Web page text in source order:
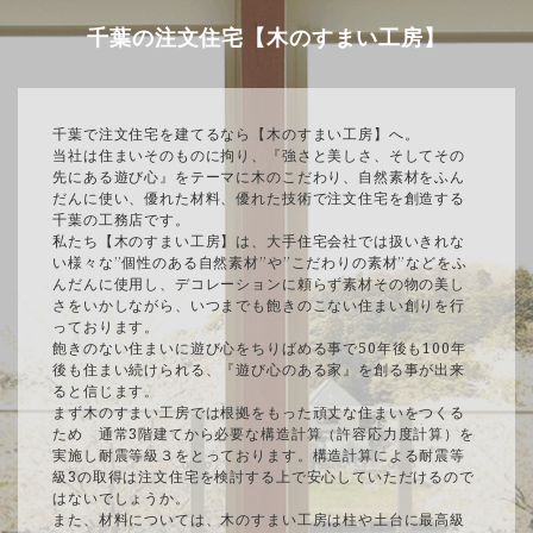
千葉の注文住宅【木のすまい工房】
千葉で注文住宅を建てるなら【木のすまい工房】へ。
当社は住まいそのものに拘り、『強さと美しさ、そしてその
先にある遊び心』をテーマに木のこだわり、自然素材をふん
だんに使い、優れた材料、優れた技術で注文住宅を創造する
千葉の工務店です。
私たち【木のすまい工房】は、大手住宅会社では扱いきれな
い様々な”個性のある自然素材”や”こだわりの素材”などをふ
んだんに使用し、デコレーションに頼らず素材その物の美し
さをいかしながら、いつまでも飽きのこない住まい創りを行
っております。
飽きのない住まいに遊び心をちりばめる事で50年後も100年
後も住まい続けられる、『遊び心のある家』を創る事が出来
ると信じます。
まず木のすまい工房では根拠をもった頑丈な住まいをつくる
ため 通常3階建てから必要な構造計算（許容応力度計算）を
実施し耐震等級３をとっております。構造計算による耐震等
級3の取得は注文住宅を検討する上で安心していただけるので
はないでしょうか。
また、材料については、木のすまい工房は柱や土台に最高級